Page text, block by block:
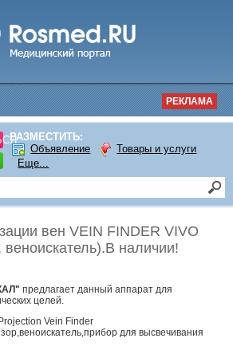
РЕКЛАМА
РАЗМЕСТИТЬ:
Объявление
Товары и услуги
Еще...
вен VEIN FINDER VIVO
наличии!
предлагает данный аппарат для
целей.
Vein Finder
для высвечивания